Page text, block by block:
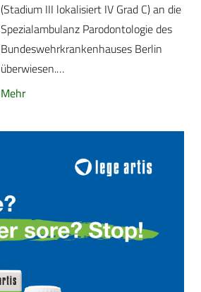
(Stadium III lokalisiert IV Grad C) an die
Spezialambulanz Parodontologie des
Bundeswehrkrankenhauses Berlin
überwiesen.…
Mehr